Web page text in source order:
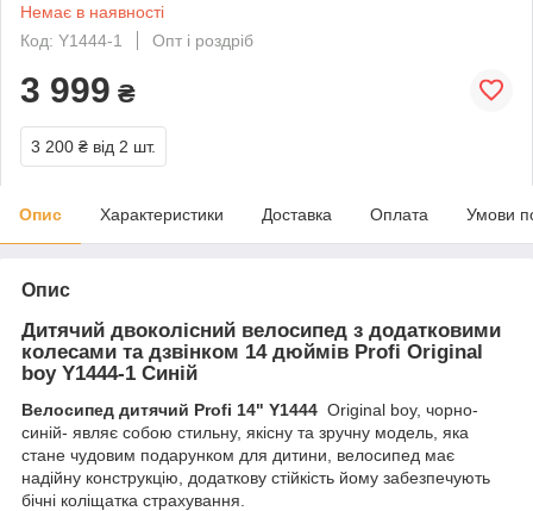
Немає в наявності
Код: Y1444-1
Опт і роздріб
3 999 ₴
3 200 ₴ від 2 шт.
Опис Характеристики Доставка Оплата Умови
Опис
Дитячий двоколісний велосипед з додатковими
колесами та дзвінком 14 дюймів Profi Original
boy Y1444-1 Синій
Велосипед дитячий Profi 14" Y1444 Original boy, чорно-
синій- являє собою стильну, якісну та зручну модель, яка
стане чудовим подарунком для дитини, велосипед має
надійну конструкцію, додаткову стійкість йому забезпечують
бічні коліщатка страхування.